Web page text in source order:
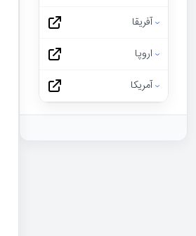
آفریقا
اروپا
آمریکا